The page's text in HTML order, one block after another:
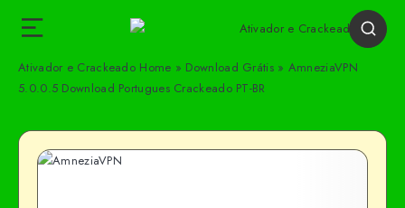
Ativador e Crackeado Home » Download Grátis» AmneziaVPN
5.0.0.5 Download Portugues Crackeado PT-BR